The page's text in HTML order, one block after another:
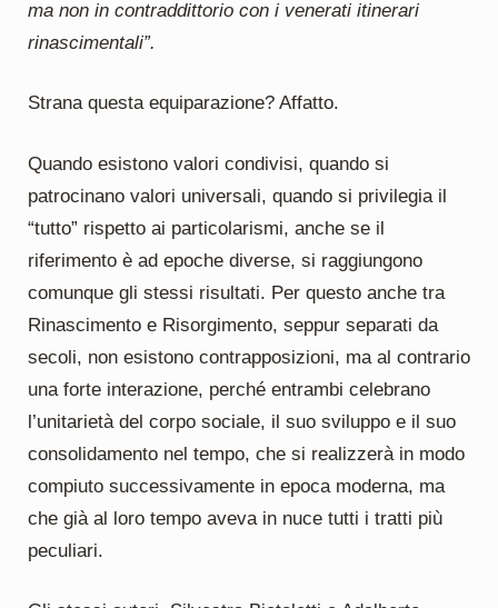
ma non in contraddittorio con i venerati itinerari
rinascimentali”.
Strana questa equiparazione? Affatto.
Quando esistono valori condivisi, quando si
patrocinano valori universali, quando si privilegia il
“tutto” rispetto ai particolarismi, anche se il
riferimento è ad epoche diverse, si raggiungono
comunque gli stessi risultati. Per questo anche tra
Rinascimento e Risorgimento, seppur separati da
secoli, non esistono contrapposizioni, ma al contrario
una forte interazione, perché entrambi celebrano
l’unitarietà del corpo sociale, il suo sviluppo e il suo
consolidamento nel tempo, che si realizzerà in modo
compiuto successivamente in epoca moderna, ma
che già al loro tempo aveva in nuce tutti i tratti più
peculiari.